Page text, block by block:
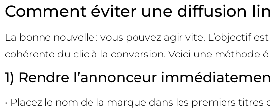
Comment éviter une diffusion
La bonne nouvelle : vous pouvez agir vite. L’objectif
cohérente du clic à la conversion. Voici une méthode
1) Rendre l’annonceur
• Placez le nom de la marque dans les premiers